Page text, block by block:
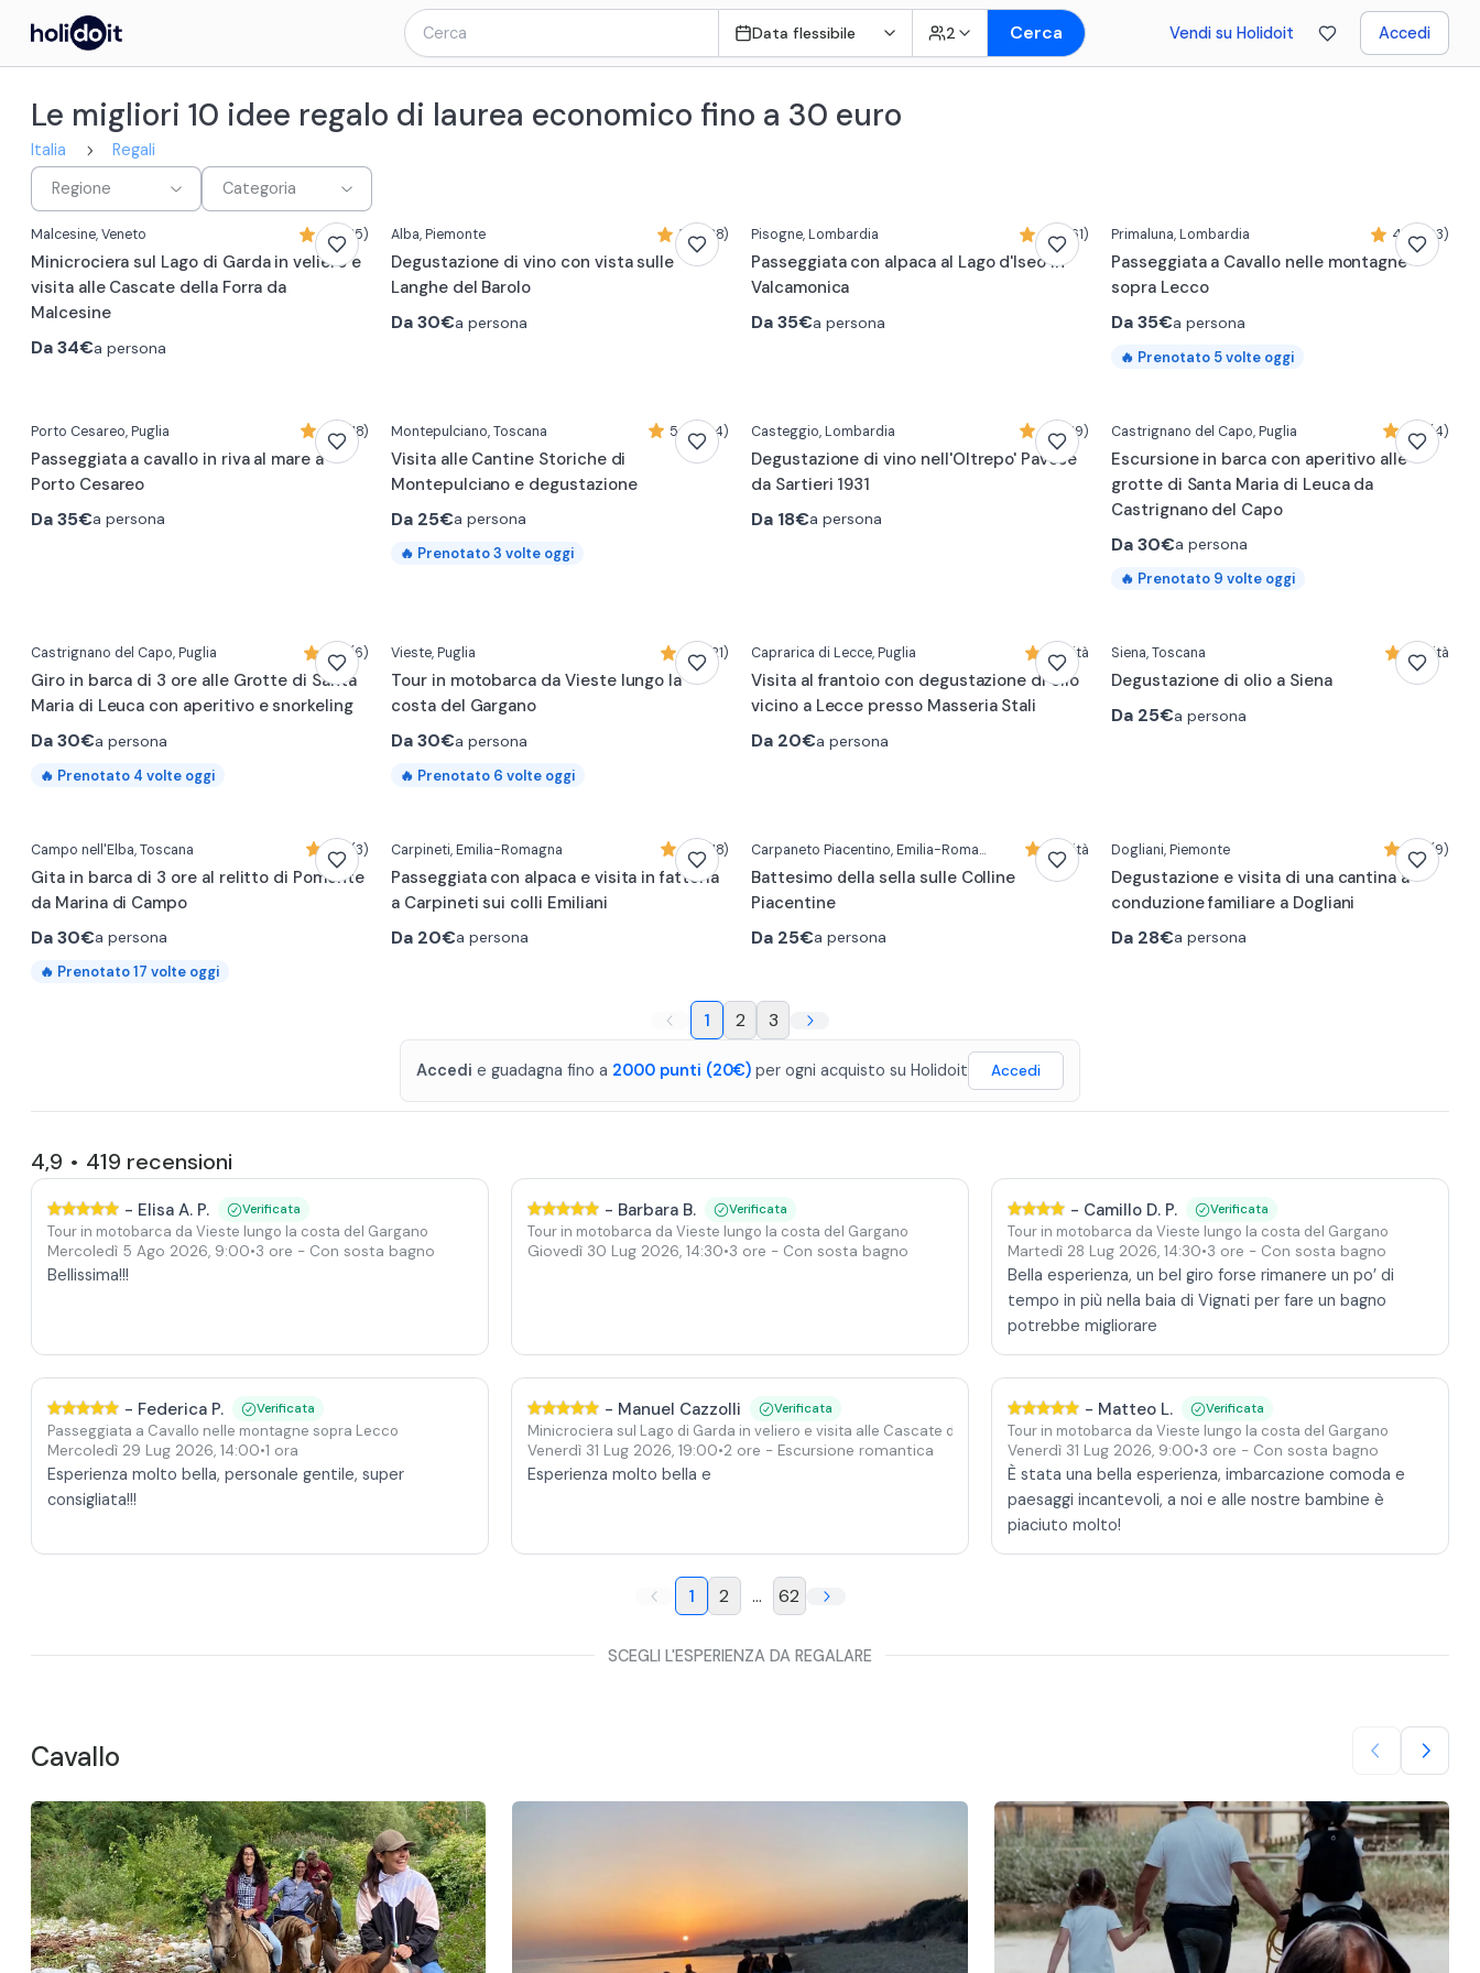
Data flessibile 2 Cerca Vendi su Holidoit Accedi
Le migliori 10 idee regalo di laurea economico fino a 30 euro
Italia
Regali
Regione
Categoria
Malcesine, Veneto 4,9 (15)
Minicrociera sul Lago di Garda in veliero e
visita alle Cascate della Forra da
Malcesine
Da34€a persona
Alba, Piemonte 5,0 (38)
Degustazione di vino con vista sulle
Langhe del Barolo
Da30€a persona
Pisogne, Lombardia 4,8 (61)
Passeggiata con alpaca al Lago d'Iseo in
Valcamonica
Da35€a persona
Primaluna, Lombardia 4,9 (103)
Passeggiata a Cavallo nelle montagne
sopra Lecco
Da35€a persona
🔥 Prenotato 5volte oggi
Porto Cesareo, Puglia 4,8 (18)
Passeggiata a cavallo in riva al mare a
Porto Cesareo
Da35€a persona
Montepulciano, Toscana 5,0 (104)
Visita alle Cantine Storiche di
Montepulciano e degustazione
Da 25€a persona
🔥 Prenotato3 volte oggi
Casteggio, Lombardia 4,9 (19)
Degustazione di vino nell'Oltrepo' Pavese
da Sartieri 1931
Da 18€a persona
Castrignano del Capo, Puglia 5,0 (4)
Escursione in barca con aperitivo alle
grotte di Santa Maria di Leuca da
Castrignano del Capo
Da30€a persona
🔥 Prenotato 9 volte oggi
Castrignano del Capo, Puglia 5,0 (6)
Giro in barca di 3 ore alle Grotte di Santa
Maria di Leuca con aperitivo e snorkeling
Da30€a persona
🔥 Prenotato 4 volte oggi
Vieste, Puglia 4,8 (21)
Tour in motobarca da Vieste lungo la
costa del Gargano
Da30€a persona
🔥 Prenotato 6 volte oggi
Caprarica di Lecce, Puglia Novità
Visita al frantoio con degustazione di olio
vicino a Lecce presso Masseria Stali
Da 20€a persona
Siena, Toscana Novità
Degustazione di olio a Siena
Da 25€a persona
Campo nell'Elba, Toscana 4,7 (3)
Gita in barca di 3 ore al relitto di Pomonte
da Marina di Campo
Da30€a persona
🔥 Prenotato17 volte oggi
Carpineti, Emilia-Romagna 4,9 (18)
Passeggiata con alpaca e visita in fattoria
a Carpineti sui colli Emiliani
Da 20€a persona
Carpaneto Piacentino, Emilia-Romagna Novità
Battesimo della sella sulle Colline
Piacentine
Da 25€a persona
Dogliani, Piemonte 5,0 (9)
Degustazione e visita di una cantina a
conduzione familiare a Dogliani
Da 28€a persona
1 2 3
Accedi e guadagna fino a 2000 punti (20€) per ogni acquisto su Holidoit Accedi
4,9 • 419 recensioni
- Elisa A. P. Verificata
Tour in motobarca da Vieste lungo la costa del Gargano
Mercoledì 5 Ago 2026, 9:00•3 ore - Con sosta bagno
Bellissima!!!
- Barbara B. Verificata
Tour in motobarca da Vieste lungo la costa del Gargano
Giovedì 30 Lug 2026, 14:30•3 ore - Con sosta bagno
- Camillo D. P. Verificata
Tour in motobarca da Vieste lungo la costa del Gargano
Martedì 28 Lug 2026, 14:30•3 ore - Con sosta bagno
Bella esperienza, un bel giro forse rimanere un po’ di
tempo in più nella baia di Vignati per fare un bagno
potrebbe migliorare
- Federica P. Verificata
Passeggiata a Cavallo nelle montagne sopra Lecco
Mercoledì 29 Lug 2026, 14:00•1 ora
Esperienza molto bella, personale gentile, super
consigliata!!!
- Manuel Cazzolli Verificata
Minicrociera sul Lago di Garda in veliero e visita alle Cascate della Forra da Malcesine
Venerdì 31 Lug 2026, 19:00•2 ore - Escursione romantica
Esperienza molto bella e
- Matteo L. Verificata
Tour in motobarca da Vieste lungo la costa del Gargano
Venerdì 31 Lug 2026, 9:00•3 ore - Con sosta bagno
È stata una bella esperienza, imbarcazione comoda e
paesaggi incantevoli, a noi e alle nostre bambine è
piaciuto molto!
1 2 ... 62
SCEGLI L'ESPERIENZA DA REGALARE
Cavallo